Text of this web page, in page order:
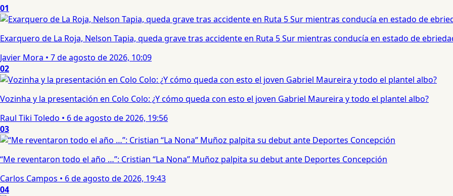
01
Exarquero de La Roja, Nelson Tapia, queda grave tras accidente en Ruta 5 Sur mientras conducía en estado de
Javier Mora • 7 de agosto de 2026, 10:09
02
Vozinha y la presentación en Colo Colo: ¿Y cómo queda con esto el joven Gabriel Maureira y todo el plantel albo?
Raul Tiki Toledo • 6 de agosto de 2026, 19:56
03
“Me reventaron todo el año …”: Cristian “La Nona” Muñoz palpita su debut ante Deportes Concepción
Carlos Campos • 6 de agosto de 2026, 19:43
04